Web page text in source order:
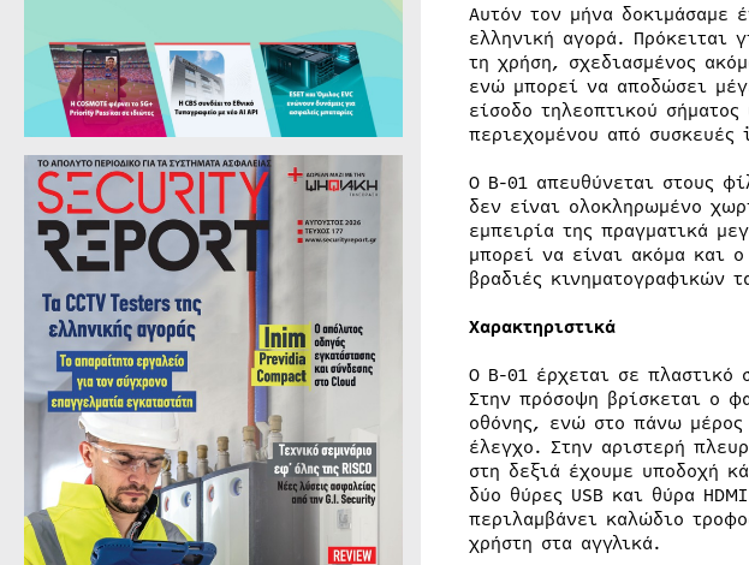
Αυτόν τον μήνα δοκιμάσαμε
ελληνική αγορά. Πρόκειται
τη χρήση, σχεδιασμένος
ενώ μπορεί να αποδώσει
είσοδο τηλεοπτικού
περιεχομένου από συσκευές
Ο B-01 απευθύνεται στους
δεν είναι ολοκληρωμένο
εμπειρία της πραγματικά
μπορεί να είναι ακόμα και
βραδιές κινηματογραφικών
Χαρακτηριστικά
Ο B-01 έρχεται σε πλαστικό
Στην πρόσοψη βρίσκεται ο
οθόνης, ενώ στο πάνω μέρος
έλεγχο. Στην αριστερή
στη δεξιά έχουμε υποδοχή
δύο θύρες USB και θύρα
περιλαμβάνει καλώδιο
χρήστη στα αγγλικά.